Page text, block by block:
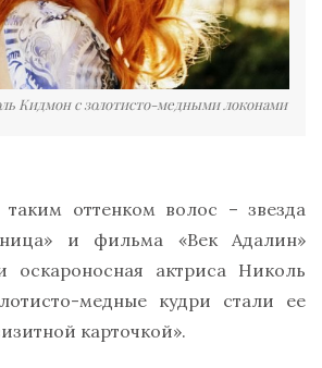
Кидмон с золотисто-медными локонами
оттенком волос – звезда
и фильма «Век Адалин»
актриса Николь
медные кудри стали ее
карточкой».